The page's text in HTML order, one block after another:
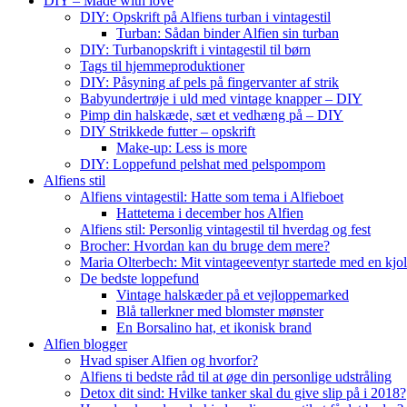
DIY: Opskrift på Alfiens turban i vintagestil
Turban: Sådan binder Alfien sin turban
DIY: Turbanopskrift i vintagestil til børn
Tags til hjemmeproduktioner
DIY: Påsyning af pels på fingervanter af strik
Babyundertrøje i uld med vintage knapper – DIY
Pimp din halskæde, sæt et vedhæng på – DIY
DIY Strikkede futter – opskrift
Make-up: Less is more
DIY: Loppefund pelshat med pelspompom
Alfiens stil
Alfiens vintagestil: Hatte som tema i Alfieboet
Hattetema i december hos Alfien
Alfiens stil: Personlig vintagestil til hverdag og fest
Brocher: Hvordan kan du bruge dem mere?
Maria Olterbech: Mit vintageeventyr startede med en
De bedste loppefund
Vintage halskæder på et vejloppemarked
Blå tallerkner med blomster mønster
En Borsalino hat, et ikonisk brand
Alfien blogger
Hvad spiser Alfien og hvorfor?
Alfiens ti bedste råd til at øge din personlige udstråling
Detox dit sind: Hvilke tanker skal du give slip på i 2018?